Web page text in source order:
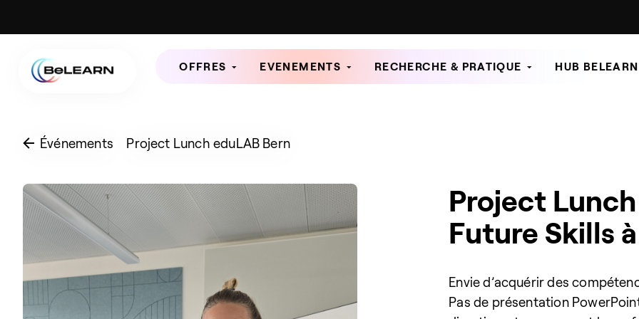
OFFRES EVENEMENTS RECHERCHE & PRATIQUE HUB BELEARN
Événements Project Lunch eduLAB Bern
Project
Future Skills
Envie d’acquérir des
Pas de présentation